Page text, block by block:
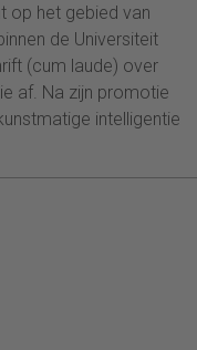
op het gebied van
de Universiteit
(cum laude) over
af. Na zijn promotie
intelligentie